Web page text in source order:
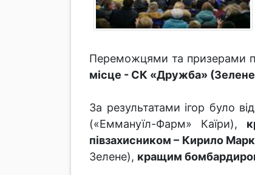
Переможцями та призерами
місце - СК «Дружба»
За результатами ігор було
(«Еммануїл-Фарм» Каїри),
півзахисником – Кирило
Зелене), кращим